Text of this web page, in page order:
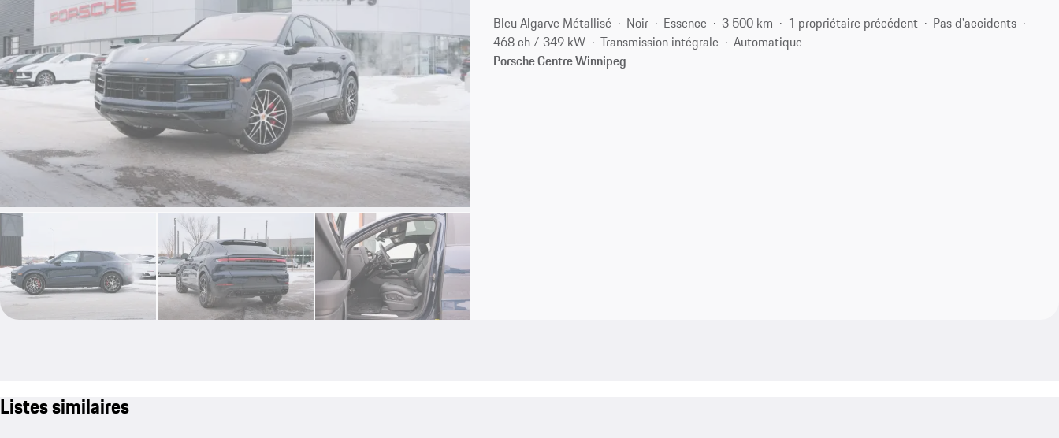
Bleu Algarve Métallisé Noir Essence 3 500 km 1 propriétaire précédent
Pas d'accidents
468 ch / 349 kW
Transmission intégrale
Automatique
Porsche Centre Winnipeg
Listes similaires